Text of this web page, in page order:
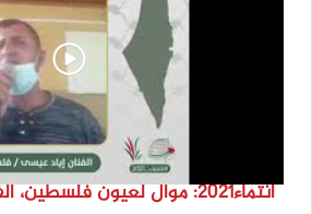
انتماء2021: موال لعيون فلسطين، الفنان اياد، فلسطين